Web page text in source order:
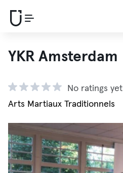
YKR Amsterdam
No ratings yet
Arts Martiaux Traditionnels